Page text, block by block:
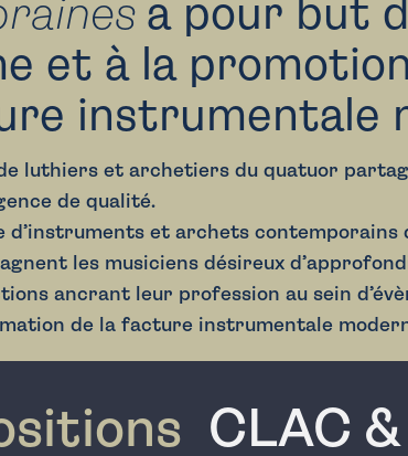
a pour but
et à la promotion
instrumentale
de luthiers et archetiers du quatuor
de qualité.
d’instruments et archets contemporains
les musiciens désireux
ancrant leur profession au sein
de la facture instrumentale
CLAC